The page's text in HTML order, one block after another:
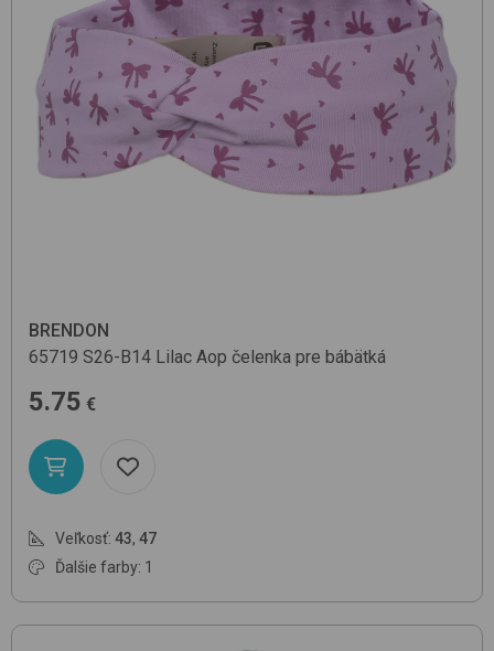
BRENDON
65719 S26-B14 Lilac Aop čelenka pre bábätká
5.75 €
Veľkosť: 43, 47
Ďalšie farby: 1